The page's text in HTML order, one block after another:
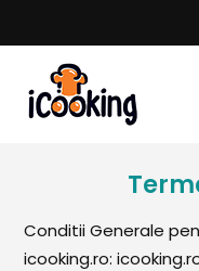
Conditii Generale
icooking.ro: